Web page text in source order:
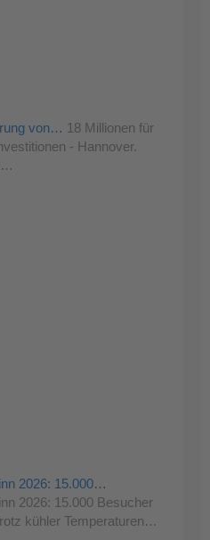
von… 18 Millionen für
- Hannover.
2026: 15.000…
2026: 15.000 Besucher
kühler Temperaturen…